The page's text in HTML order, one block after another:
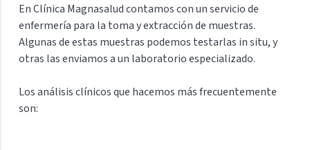
En Clínica Magnasalud contamos con un servicio de
enfermería para la toma y extracción de muestras.
Algunas de estas muestras podemos testarlas in situ, y
otras las enviamos a un laboratorio especializado.
Los análisis clínicos que hacemos más frecuentemente
son: